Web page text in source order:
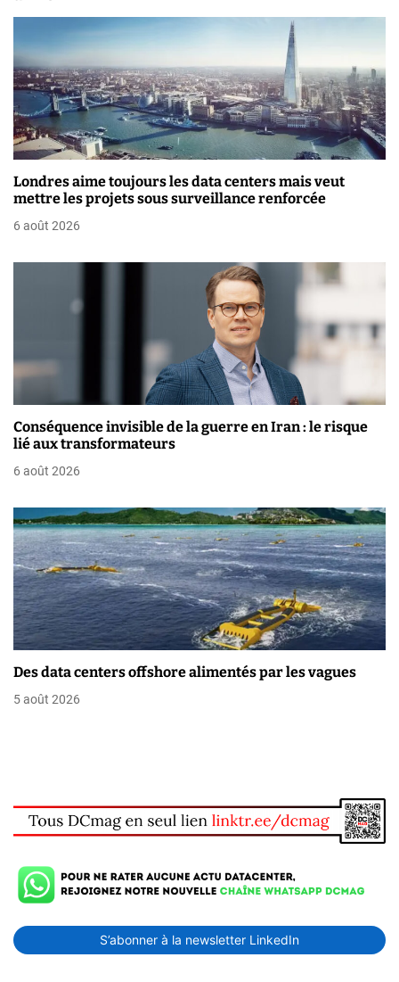
i
o
n
d
e
l
’
t
i
c
l
e
Londres aime toujours les data centers mais veut
mettre les projets sous surveillance renforcée
6 août 2026
Conséquence invisible de la guerre en Iran : le risque
lié aux transformateurs
6 août 2026
Des data centers offshore alimentés par les vagues
5 août 2026
S’abonner à la newsletter LinkedIn